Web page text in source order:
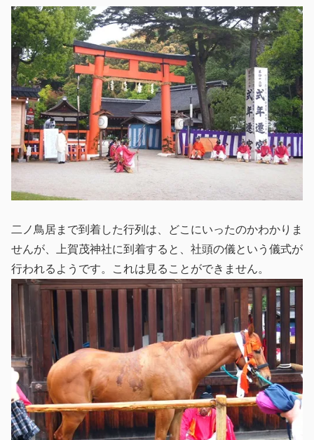
二ノ鳥居まで到着した行列は、どこにいったのかわかりま
せんが、上賀茂神社に到着すると、社頭の儀という儀式が
行われるようです。これは見ることができません。